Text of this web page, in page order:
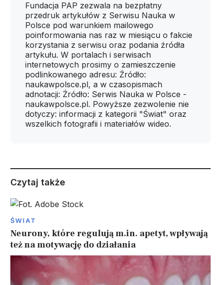
Fundacja PAP zezwala na bezpłatny
przedruk artykułów z Serwisu Nauka w
Polsce pod warunkiem mailowego
poinformowania nas raz w miesiącu o fakcie
korzystania z serwisu oraz podania źródła
artykułu. W portalach i serwisach
internetowych prosimy o zamieszczenie
podlinkowanego adresu: Źródło:
naukawpolsce.pl, a w czasopismach
adnotacji: Źródło: Serwis Nauka w Polsce -
naukawpolsce.pl. Powyższe zezwolenie nie
dotyczy: informacji z kategorii "Świat" oraz
wszelkich fotografii i materiałów wideo.
Czytaj także
ŚWIAT
Neurony, które regulują m.in. apetyt, wpływają
też na motywację do działania